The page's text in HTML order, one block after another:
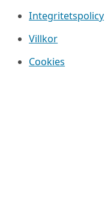
Integritetspolicy
Villkor
Cookies